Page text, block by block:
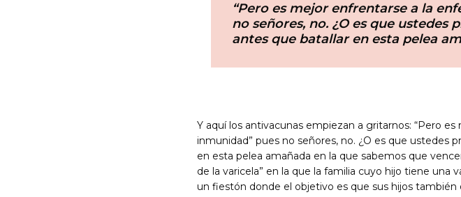
“Pero es mejor enfrentarse a la
no señores, no. ¿O es que
antes que batallar en esta pelea
Y aquí los antivacunas empiezan a gritarnos: “Pero
inmunidad” pues no señores, no. ¿O es que ustedes
en esta pelea amañada en la que sabemos que
de la varicela” en la que la familia cuyo hijo tiene una
un fiestón donde el objetivo es que sus hijos